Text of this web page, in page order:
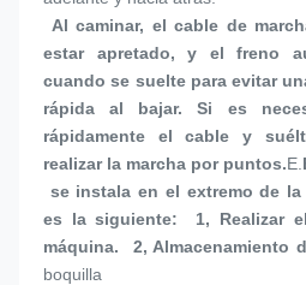
estar apretado, y el freno
cuando se suelte para evitar
rápida al bajar. Si es
rápidamente el cable y
realizar la marcha por puntos.E.
es la siguiente:  1, Realizar
máquina.  2, Almacenamiento
boquilla